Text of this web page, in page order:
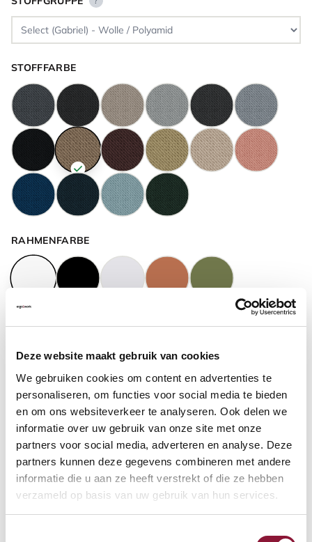
Deze website maakt gebruik van cookies
We gebruiken cookies om content en advertenties te
personaliseren, om functies voor social media te bieden
en om ons websiteverkeer te analyseren. Ook delen we
informatie over uw gebruik van onze site met onze
partners voor social media, adverteren en analyse. Deze
partners kunnen deze gegevens combineren met andere
informatie die u aan ze heeft verstrekt of die ze hebben
verzameld op basis van uw gebruik van hun services.
STOFFFARBE
RAHMENFARBE
GASFEDERHÖHE
BODENKONTAKT
FUSSRING ?